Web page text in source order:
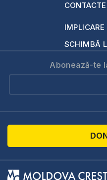
CONTACTE
IMPLICARE
SCHIMBĂ
Abonează-te